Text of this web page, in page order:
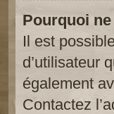
Pourquoi
Il est
d’utilisateur
également
Contactez